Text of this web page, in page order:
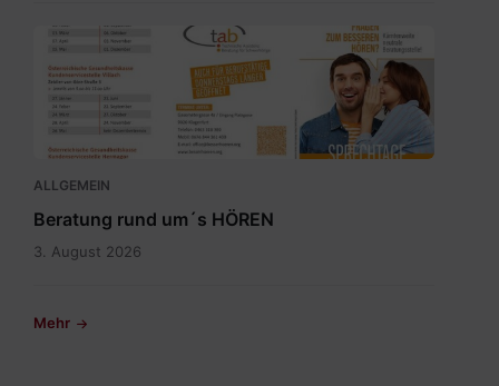
Sprechtagskalender
tab
2026
1.pdf
ALLGEMEIN
Beratung rund um´s HÖREN
3. August 2026
Mehr